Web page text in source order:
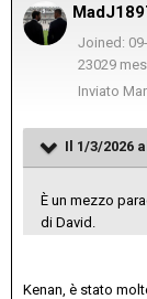
Joined:
23029
Inviato
Il 1/3/2026
È un mezzo
di David.
Kenan, è stato